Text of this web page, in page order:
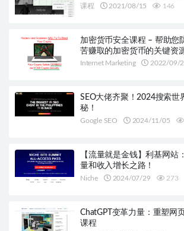
课程 2021/08/15 146
加密货币安全课程 – 帮助您
苦赚取的加密货币的关键资
Internet Marketing 2022/09/
SEO大佬齐聚！2024搜索世
秘！
Google SEO 2024/11/05
【流量就是金钱】利基网站
量和收入增长之路！
Niche 2024/07/29 273
ChatGPT变革力量：重塑网
课程